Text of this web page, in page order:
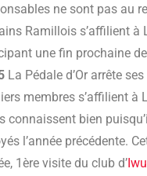
ne sont pas au
Ramillois s’affilient à
une fin prochaine
La Pédale d’Or arrête
membres s’affilient à
connaissent bien
l’année précédente.
1ère visite du club d’